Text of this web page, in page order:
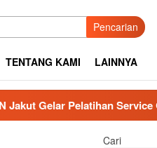
Pencarian
TENTANG KAMI LAINNYA
Service Quality
Cari